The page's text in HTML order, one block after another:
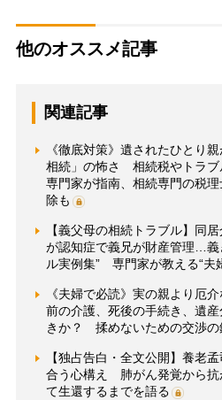
他のオススメ記事
関連記事
《徹底対策》遺されたひとり
相続」の怖さ 相続税やトラブ
専門家が指南、相続専門の税
除も
【義父母の相続トラブル】同
が認知症で義兄が財産管理…義
ル実例集” 専門家が教える“夫
《夫婦で必読》実の親より厄
前の介護、死後の手続き、遺
きか？ 揉めないための交渉の
【独占告白・全文公開】養老
合う心構え 肺がん発覚から抗
て生還するまでを語る